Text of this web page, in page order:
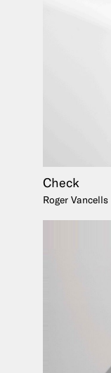
Check
Roger Vancells